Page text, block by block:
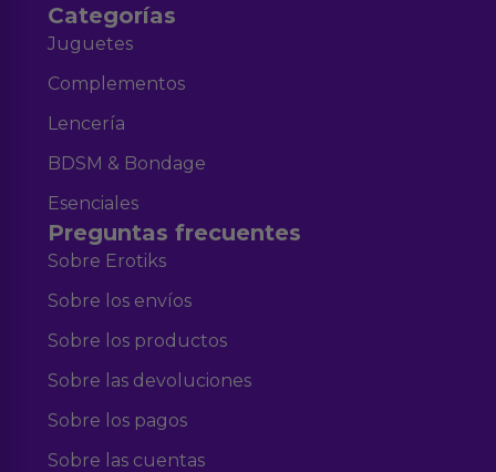
Categorías
Juguetes
Complementos
Lencería
BDSM & Bondage
Esenciales
Preguntas frecuentes
Sobre Erotiks
Sobre los envíos
Sobre los productos
Sobre las devoluciones
Sobre los pagos
Sobre las cuentas